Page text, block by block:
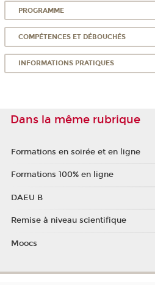
PROGRAMME
COMPÉTENCES ET DÉBOUCHÉS
INFORMATIONS PRATIQUES
Dans la même rubrique
Formations en soirée et en ligne
Formations 100% en ligne
DAEU B
Remise à niveau scientifique
Moocs